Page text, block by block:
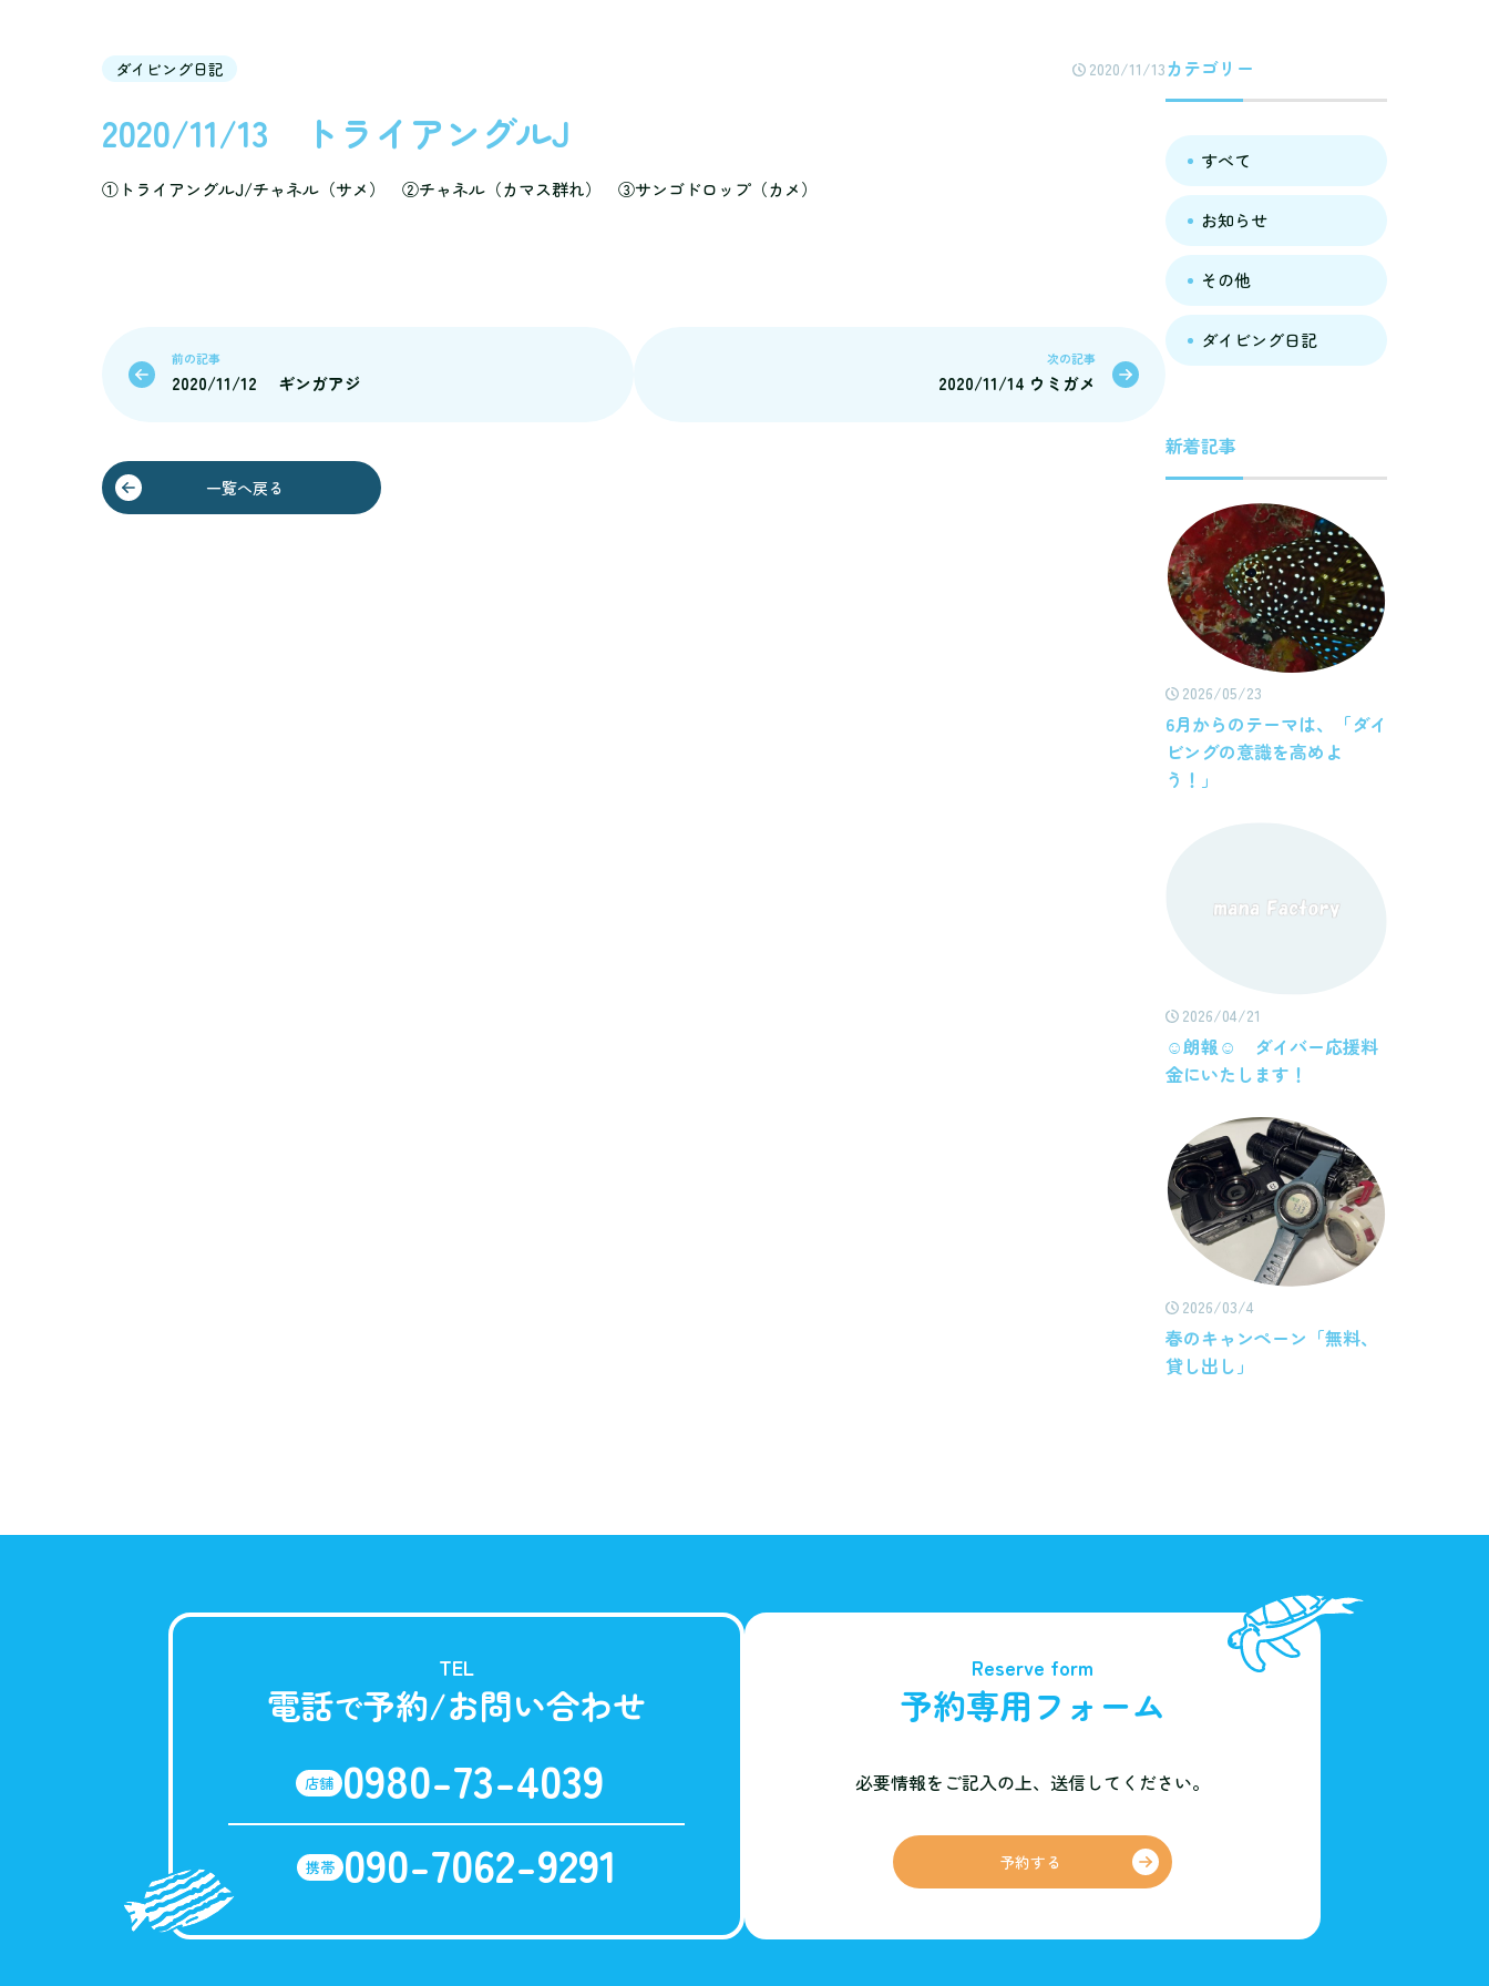
ダイビング日記 2020/11/13
2020/11/13 トライアングルJ
①トライアングルJ/チャネル（サメ） ②チャネル（カマス群れ） ③サンゴドロップ（カメ）
前の記事
2020/11/12 ギンガアジ
次の記事
2020/11/14 ウミガメ
一覧へ戻る
カテゴリー
すべて
お知らせ
その他
ダイビング日記
新着記事
2026/05/23
6月からのテーマは、「ダイ
ビングの意識を高めよ
う！」
2026/04/21
☺朗報☺ ダイバー応援料
金にいたします！
2026/03/4
春のキャンペーン「無料、
貸し出し」
TEL
電話で予約/お問い合わせ
店舗 0980-73-4039
携帯 090-7062-9291
Reserve form
予約専用フォーム
必要情報をご記入の上、 送信してください。
予約する